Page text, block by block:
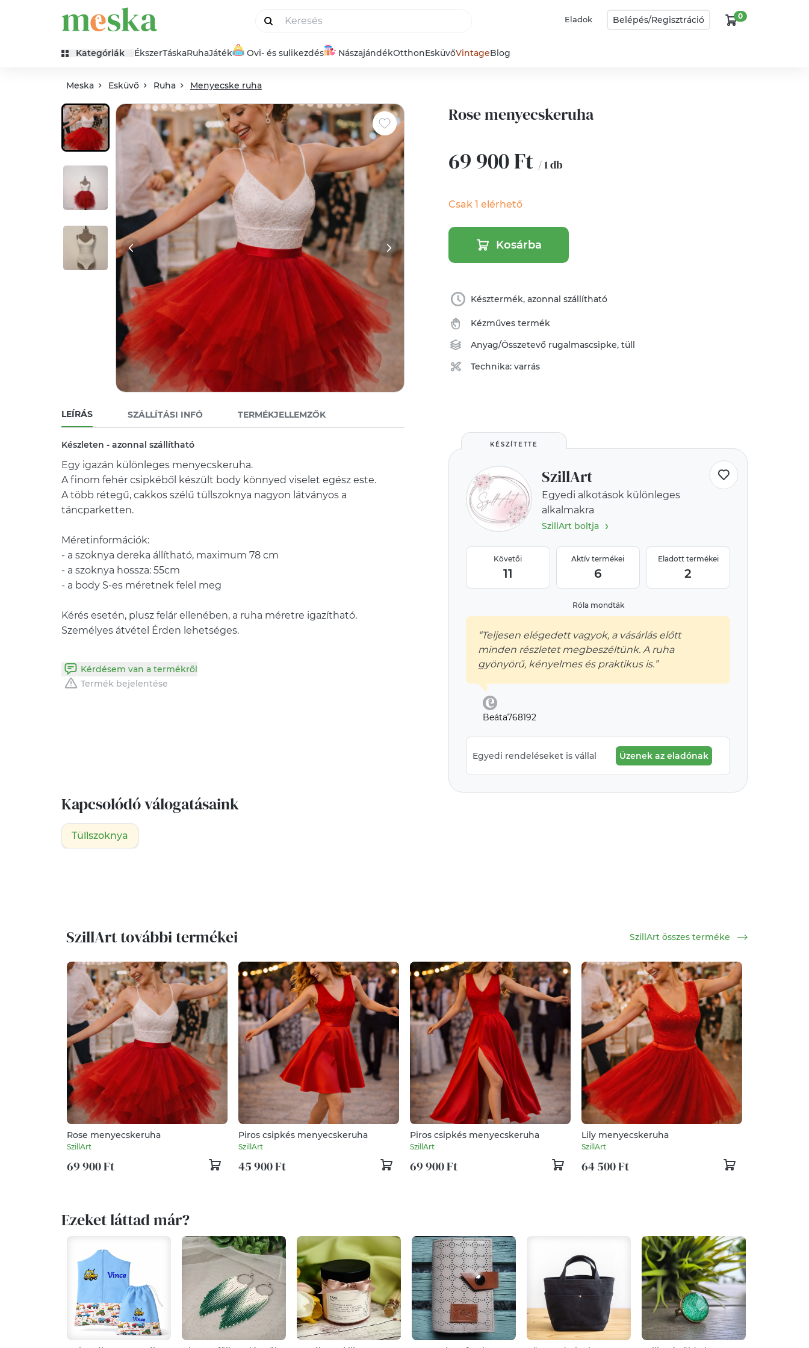
Eladok Belépés/Regisztráció 0
Kategóriák ÉkszerTáskaRuhaJáték Ovi- és sulikezdés NászajándékOtthonEsküvőVintageBlog
Meska Esküvő Ruha Menyecske ruha
LEÍRÁS SZÁLLÍTÁSI INFÓ TERMÉKJELLEMZŐK
Készleten - azonnal szállítható
Egy igazán különleges menyecskeruha.
A finom fehér csipkéből készült body könnyed viselet egész este.
A több rétegű, cakkos szélű tüllszoknya nagyon látványos a
táncparketten.
Méretinformációk:
- a szoknya dereka állítható, maximum 78 cm
- a szoknya hossza: 55cm
- a body S-es méretnek felel meg
Kérés esetén, plusz felár ellenében, a ruha méretre igazítható.
Személyes átvétel Érden lehetséges.
Kérdésem van a termékről
Termék bejelentése
Rose menyecskeruha
69 900 Ft / 1 db
Csak 1 elérhető
Kosárba
Késztermék, azonnal szállítható
Kézműves termék
Anyag/Összetevő rugalmascsipke,tüll
Technika:varrás
KÉSZÍTETTE
SzillArt
Egyedi alkotások különleges
alkalmakra
SzillArt boltja ›
Követői
11
Aktív termékei
6
Eladott termékei
2
Róla mondták
“Teljesen elégedett vagyok, a vásárlás előtt
minden részletet megbeszéltünk. A ruha
gyönyörű, kényelmes és praktikus is.”
Beáta768192
Egyedi rendeléseket is vállal Üzenek az eladónak
Kapcsolódó válogatásaink
Tüllszoknya
SzillArt további termékei SzillArt összes terméke
Rose menyecskeruha
SzillArt
69 900 Ft
Piros csipkés menyecskeruha
SzillArt
45 900 Ft
Piros csipkés menyecskeruha
SzillArt
69 900 Ft
Lily menyecskeruha
SzillArt
64 500 Ft
Ezeket láttad már?